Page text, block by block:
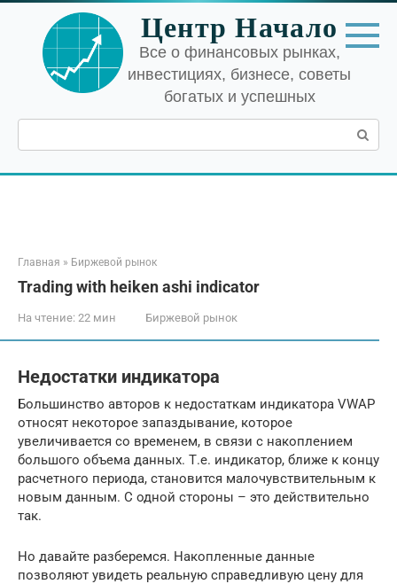
Перейти
контенту
Центр Начало
Все о финансовых рынках,
инвестициях, бизнесе, советы
богатых и успешных
Поиск:
Главная » Биржевой рынок
Trading with heiken ashi indicator
На чтение: 22 мин Биржевой рынок
Недостатки индикатора
Большинство авторов к недостаткам индикатора VWAP
относят некоторое запаздывание, которое
увеличивается со временем, в связи с накоплением
большого объема данных. Т.е. индикатор, ближе к концу
расчетного периода, становится малочувствительным к
новым данным. С одной стороны – это действительно
так.
Но давайте разберемся. Накопленные данные
позволяют увидеть реальную справедливую цену для